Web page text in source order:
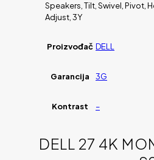
Speakers, Tilt, Swivel, Pivot,
Adjust, 3Y
Proizvođač DELL
Garancija 3G
Kontrast –
DELL 27 4K